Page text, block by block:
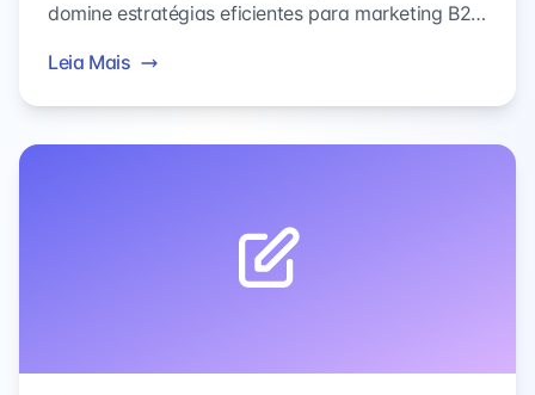
domine estratégias eficientes para marketing B2B,
clientes.
Leia Mais